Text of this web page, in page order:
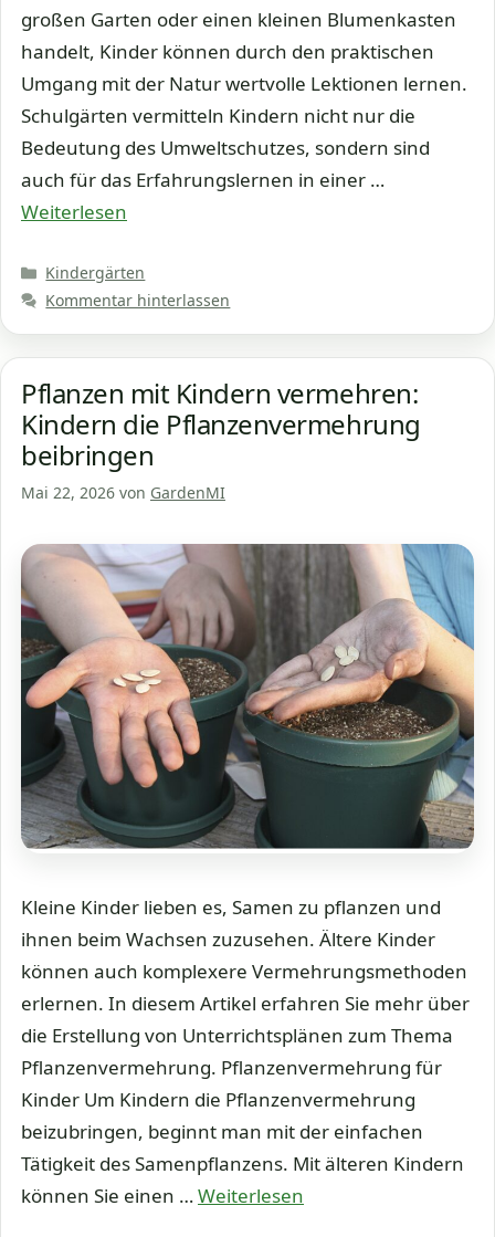
großen Garten oder einen kleinen Blumenkasten
handelt, Kinder können durch den praktischen
Umgang mit der Natur wertvolle Lektionen lernen.
Schulgärten vermitteln Kindern nicht nur die
Bedeutung des Umweltschutzes, sondern sind
auch für das Erfahrungslernen in einer …
Weiterlesen
Kategorien
Kindergärten
Kommentar hinterlassen
Pflanzen mit Kindern vermehren:
Kindern die Pflanzenvermehrung
beibringen
Mai 22, 2026 von GardenMI
Kleine Kinder lieben es, Samen zu pflanzen und
ihnen beim Wachsen zuzusehen. Ältere Kinder
können auch komplexere Vermehrungsmethoden
erlernen. In diesem Artikel erfahren Sie mehr über
die Erstellung von Unterrichtsplänen zum Thema
Pflanzenvermehrung. Pflanzenvermehrung für
Kinder Um Kindern die Pflanzenvermehrung
beizubringen, beginnt man mit der einfachen
Tätigkeit des Samenpflanzens. Mit älteren Kindern
können Sie einen …Weiterlesen